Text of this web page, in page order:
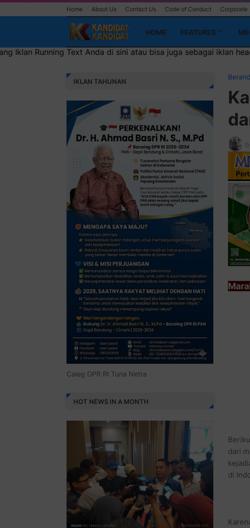
Home About Us Contact Us Code of Conduct Corporate
HOME FEATURES
di sini atau bisa juga sebagai iklan headliner di atas
dari
di
IKLAN TAHUNAN
Caleg DPR RI Tuna Netra
HOT NEWS IN A MONTH